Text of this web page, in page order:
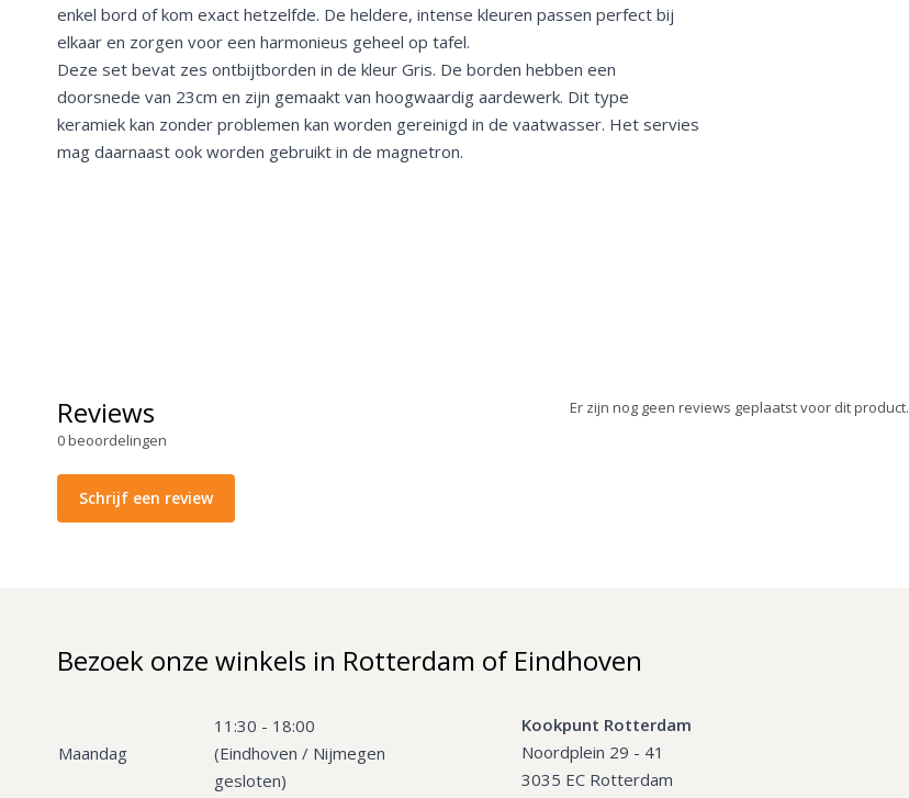
enkel bord of kom exact hetzelfde. De heldere, intense kleuren passen perfect bij
elkaar en zorgen voor een harmonieus geheel op tafel.
Deze set bevat zes ontbijtborden in de kleur Gris. De borden hebben een
doorsnede van 23cm en zijn gemaakt van hoogwaardig aardewerk. Dit type
keramiek kan zonder problemen kan worden gereinigd in de vaatwasser. Het servies
mag daarnaast ook worden gebruikt in de magnetron.
Reviews
0beoordelingen
Schrijf een review
Er zijn nog geen reviews geplaatst voor dit product.
Bezoek onze winkels in Rotterdam of Eindhoven
Maandag
11:30 - 18:00
(Eindhoven / Nijmegen
gesloten)
Kookpunt Rotterdam
Noordplein 29 - 41
3035 EC Rotterdam